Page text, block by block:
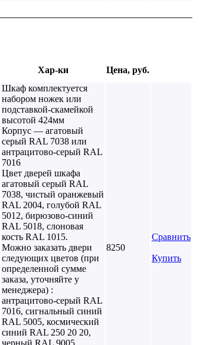
Хар-ки Цена, руб.
Шкаф комплектуется
набором ножек или
подставкой-скамейкой
высотой 424мм
Корпус — агатовый
серый RAL 7038 или
антрацитово-серый RAL
7016
Цвет дверей шкафа
агатовый серый RAL
7038, чистый оранжевый
RAL 2004, голубой RAL
5012, бирюзово-синий
RAL 5018, слоновая
кость RAL 1015.
Можно заказать двери
следующих цветов (при
определенной сумме
заказа, уточняйте у
менеджера) :
антрацитово-серый RAL
7016, сигнальный синий
RAL 5005, космический
синий RAL 250 20 20,
черный RAL 9005,
8250
Сравнить
Купить